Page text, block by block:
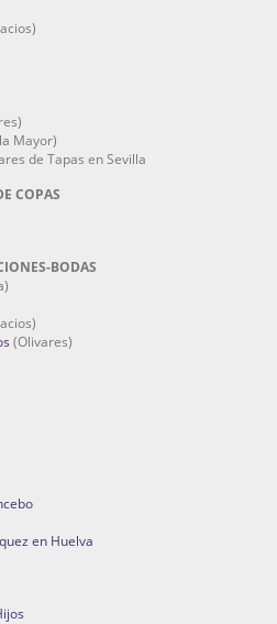
Mayor)
de Tapas en Sevilla
COPAS
BODAS
(Olivares)
en Huelva